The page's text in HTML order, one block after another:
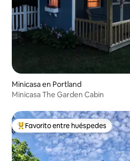
Minicasa en Portland
Minicasa The Garden Cabin
Favorito entre huéspedes preferido
Favorito entre huéspedes